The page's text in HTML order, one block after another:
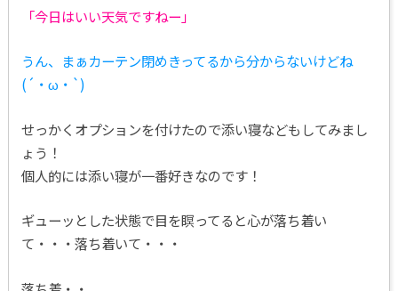
「今日はいい天気ですねー」
うん、まぁカーテン閉めきってるから分からないけどね
(´・ω・`)
せっかくオプションを付けたので添い寝などもしてみまし
ょう！
個人的には添い寝が一番好きなのです！
ギューッとした状態で目を瞑ってると心が落ち着い
て・・・落ち着いて・・・